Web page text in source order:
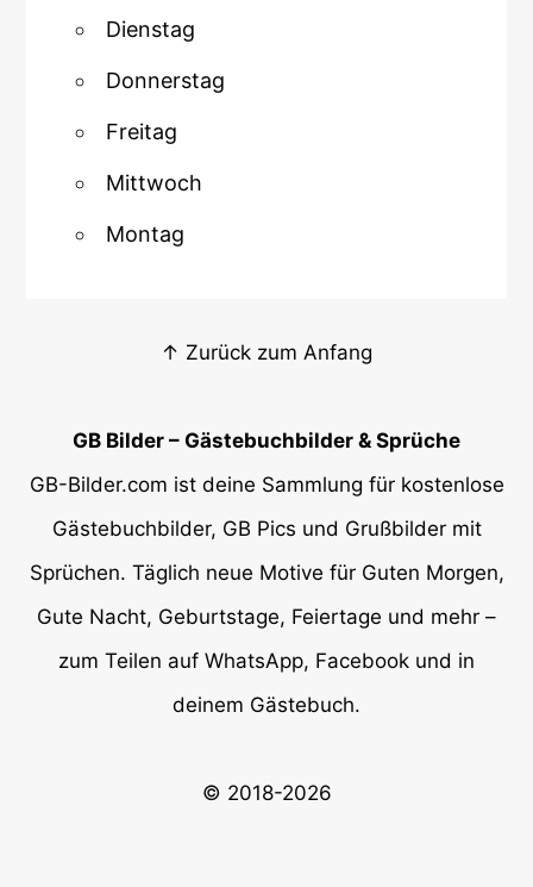
Dienstag
Donnerstag
Freitag
Mittwoch
Montag
↑ Zurück zum Anfang
GB Bilder – Gästebuchbilder & Sprüche
GB-Bilder.com ist deine Sammlung für kostenlose
Gästebuchbilder, GB Pics und Grußbilder mit
Sprüchen. Täglich neue Motive für Guten Morgen,
Gute Nacht, Geburtstage, Feiertage und mehr –
zum Teilen auf WhatsApp, Facebook und in
deinem Gästebuch.
© 2018-2026